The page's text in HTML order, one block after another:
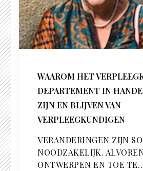
WAAROM HET
DEPARTEMENT IN
ZIJN EN BLIJVEN VAN
VERPLEEGKUNDIGEN
VERANDERINGEN ZIJN
NOODZAKELIJK.
ONTWERPEN EN TOE